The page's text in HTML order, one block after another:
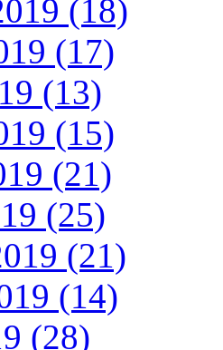
(18)
(17)
(13)
(15)
(21)
(25)
(21)
(14)
(28)